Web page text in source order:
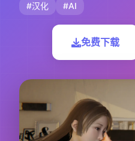
#汉化 #AI
免费下载